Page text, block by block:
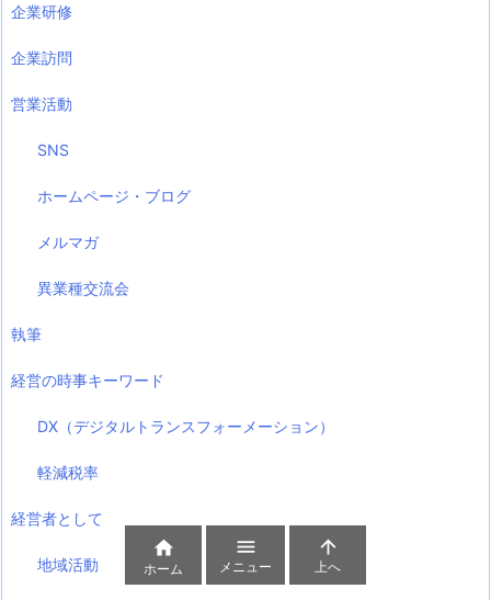
企業研修
企業訪問
営業活動
SNS
ホームページ・ブログ
メルマガ
異業種交流会
執筆
経営の時事キーワード
DX（デジタルトランスフォーメーション）
軽減税率
経営者として
地域活動

ホーム

メニュー

上へ